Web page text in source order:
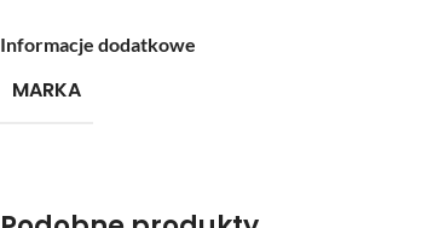
Informacje dodatkowe
MARKA